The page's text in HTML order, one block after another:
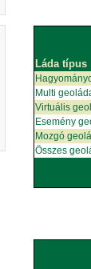
Láda típus
Multi
Virtuális
Esemény
Mozgó
Összes